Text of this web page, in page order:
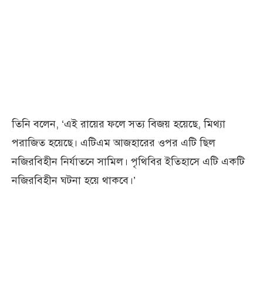
তিনি বলেন, ‘এই রায়ের ফলে সত্য বিজয় হয়েছে, মিথ্যা
পরাজিত হয়েছে। এটিএম আজহারের ওপর এটি ছিল
নজিরবিহীন নির্যাতনে সামিল। পৃথিবির ইতিহাসে এটি একটি
নজিরবিহীন ঘটনা হয়ে থাকবে।’